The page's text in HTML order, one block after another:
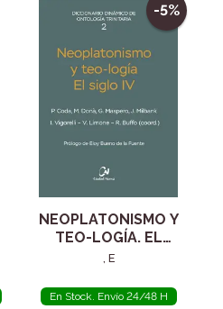
-5%
NEOPLATONISMO Y
TEO-LOGÍA. EL
SIGLO IV
, E
En Stock. Envío 24/48 H